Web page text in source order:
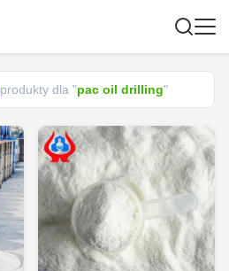
produkty dla "pac oil drilling"